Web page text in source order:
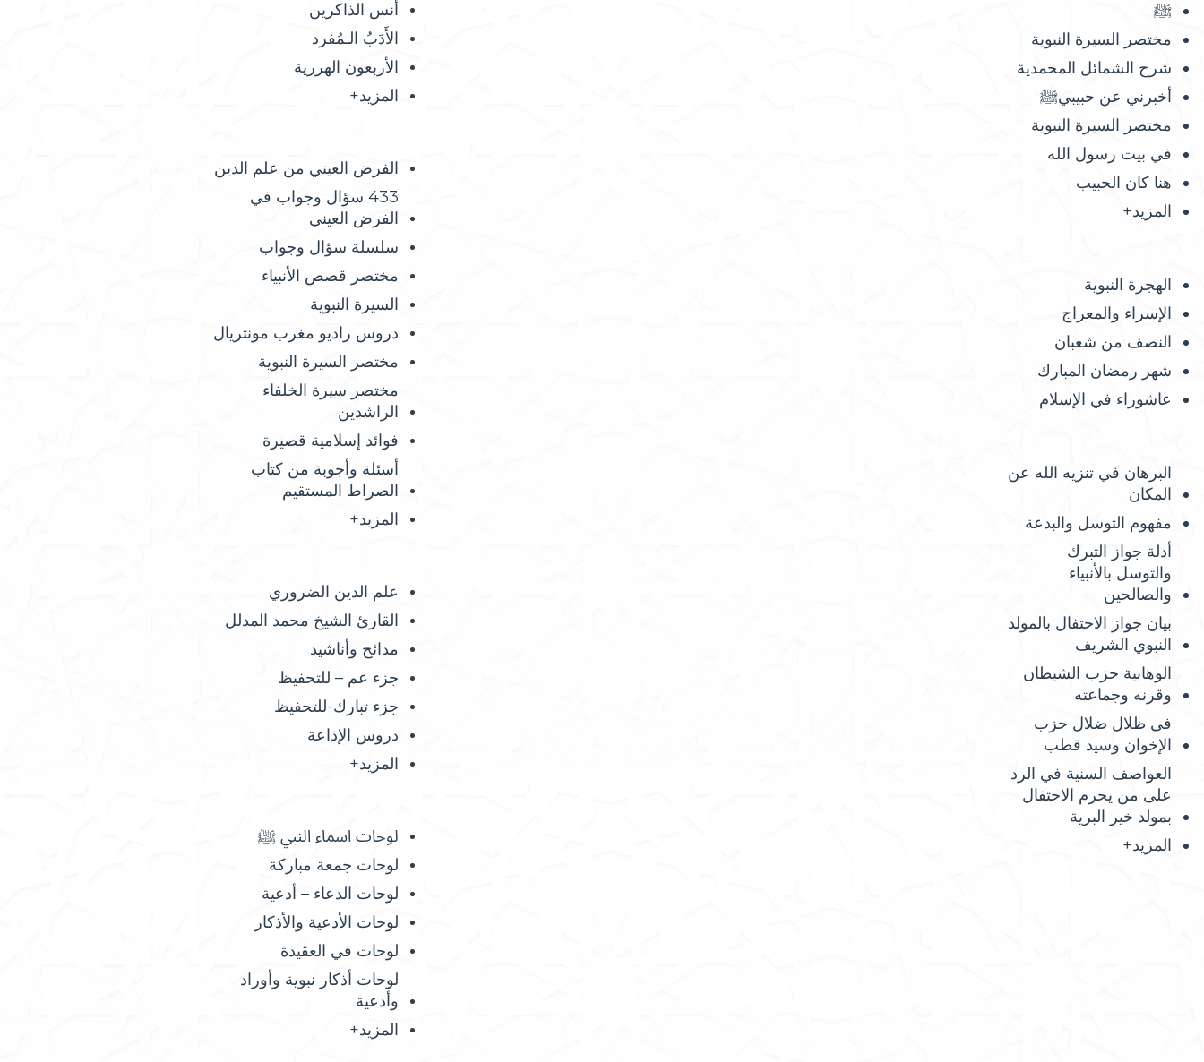
ﷺ
مختصر السيرة النبوية
شرح الشمائل المحمدية
أخبرني عن حبيبيﷺ
مختصر السيرة النبوية
في بيت رسول الله
هنا كان الحبيب
المزيد+
الهجرة النبوية
الإسراء والمعراج
النصف من شعبان
شهر رمضان المبارك
عاشوراء في الإسلام
البرهان في تنزيه الله عن
المكان
مفهوم التوسل والبدعة
أدلة جواز التبرك
والتوسل بالأنبياء
والصالحين
بيان جواز الاحتفال بالمولد
النبوي الشريف
الوهابية حزب الشيطان
وقرنه وجماعته
في ظلال ضلال حزب
الإخوان وسيد قطب
العواصف السنية في الرد
على من يحرم الاحتفال
بمولد خير البرية
المزيد+
أنس الذاكرين
الأَدَبُ الـمُفرد
الأربعون الهررية
المزيد+
الفرض العيني من علم الدين
433 سؤال وجواب في
الفرض العيني
سلسلة سؤال وجواب
مختصر قصص الأنبياء
السيرة النبوية
دروس راديو مغرب مونتريال
مختصر السيرة النبوية
مختصر سيرة الخلفاء
الراشدين
فوائد إسلامية قصيرة
أسئلة وأجوبة من كتاب
الصراط المستقيم
المزيد+
علم الدين الضروري
القارئ الشيخ محمد المدلل
مدائح وأناشيد
جزء عم – للتحفيظ
جزء تبارك-للتحفيظ
دروس الإذاعة
المزيد+
لوحات اسماء النبي ﷺ
لوحات جمعة مباركة
لوحات الدعاء – أدعية
لوحات الأدعية والأذكار
لوحات في العقيدة
لوحات أذكار نبوية وأوراد
وأدعية
المزيد+